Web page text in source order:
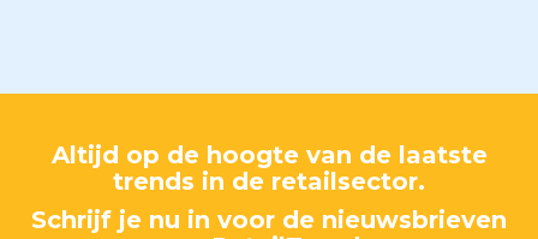
Altijd op de hoogte van de laatste
trends in de retailsector.
Schrijf je nu in voor de nieuwsbrieven